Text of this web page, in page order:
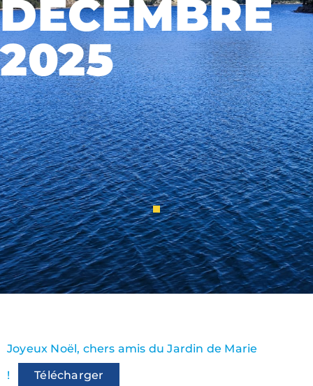
DÉCEMBRE
2025
Joyeux Noël, chers amis du Jardin de Marie
!
Télécharger